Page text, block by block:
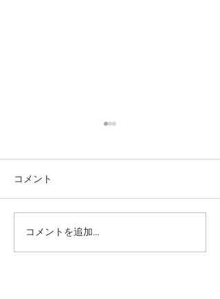
2026.3.6 あっという間に
2026シーズンの幕開けで
コメント
コメントを追加…